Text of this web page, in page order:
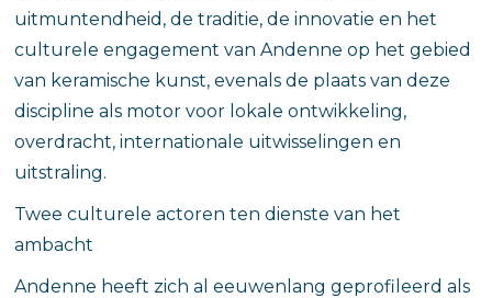
uitmuntendheid, de traditie, de innovatie en het
culturele engagement van Andenne op het gebied
van keramische kunst, evenals de plaats van deze
discipline als motor voor lokale ontwikkeling,
overdracht, internationale uitwisselingen en
uitstraling.
Twee culturele actoren ten dienste van het
ambacht
Andenne heeft zich al eeuwenlang geprofileerd als